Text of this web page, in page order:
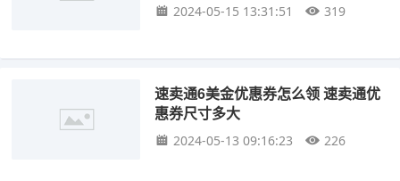
2024-05-15 13:31:51 319
速卖通6美金优惠券怎么领 速卖通优
惠券尺寸多大
2024-05-13 09:16:23 226